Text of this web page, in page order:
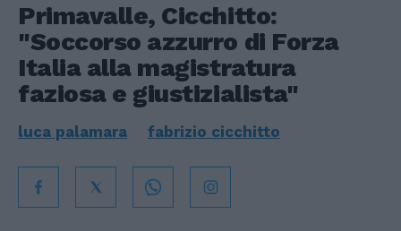
Primavalle, Cicchitto:
"Soccorso azzurro di Forza
Italia alla magistratura
faziosa e giustizialista"
luca palamara fabrizio cicchitto